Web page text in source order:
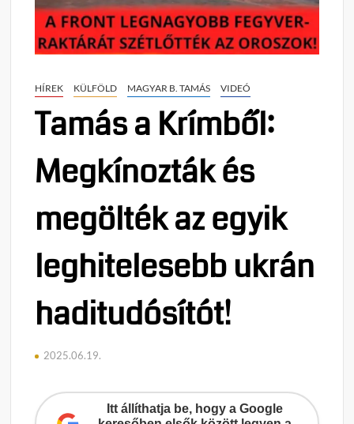
HÍREK KÜLFÖLD MAGYAR B. TAMÁS VIDEÓ
Tamás a Krímből:
Megkínozták és
megölték az egyik
leghitelesebb ukrán
haditudósítót!
2025.06.19.
Itt állíthatja be, hogy a Google